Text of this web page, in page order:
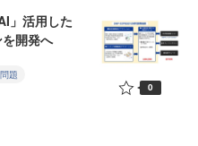
」活用した
開発へ
題
0